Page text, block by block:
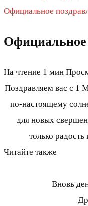
Официальное
Официальное
На чтение 1 мин
Поздравляем вас с 1
по-настоящему
для новых
только
Читайте также
Вновь